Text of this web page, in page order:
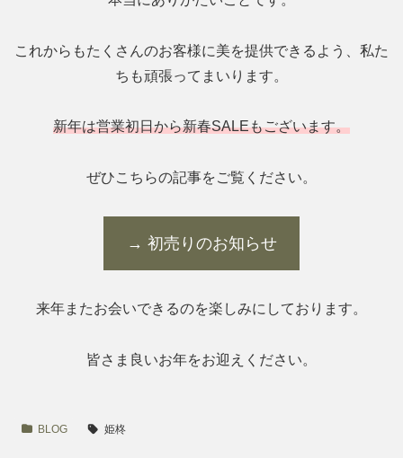
これからもたくさんのお客様に美を提供できるよう、私た
ちも頑張ってまいります。
新年は営業初日から新春SALEもございます。
ぜひこちらの記事をご覧ください。
→ 初売りのお知らせ
来年またお会いできるのを楽しみにしております。
皆さま良いお年をお迎えください。
BLOG 姫柊